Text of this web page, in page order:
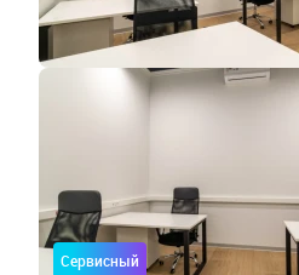
Сервисный